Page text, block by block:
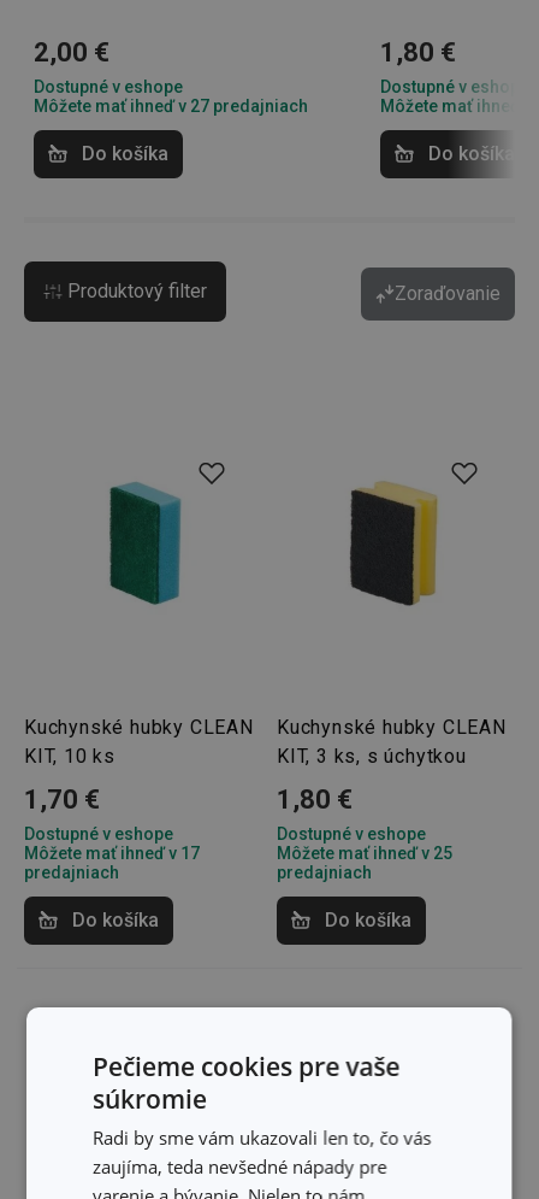
2,00 €
Dostupné v eshope
Môžete mať ihneď v 27 predajniach
Do košíka
1,80 €
Dostupné v eshope
Môžete mať ihneď
Do košíka
Produktový filter Zoraďovanie
Kuchynské hubky CLEAN
KIT, 10 ks
1,70 €
Dostupné v eshope
Môžete mať ihneď v 17
predajniach
Do košíka
Kuchynské hubky CLEAN
KIT, 3 ks, s úchytkou
1,80 €
Dostupné v eshope
Môžete mať ihneď v 25
predajniach
Do košíka
Pečieme cookies pre vaše
súkromie
Radi by sme vám ukazovali len to, čo vás
zaujíma, teda nevšedné nápady pre